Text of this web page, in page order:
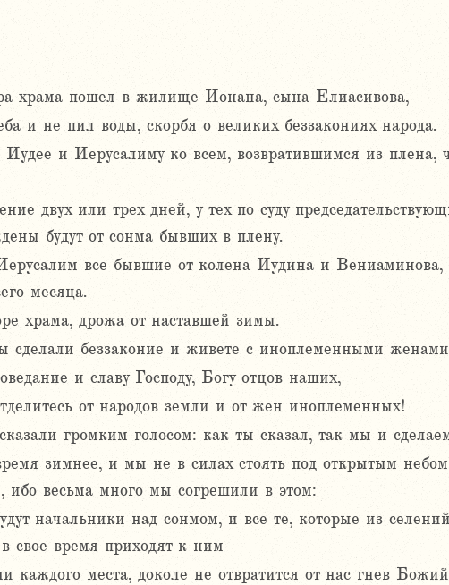
храма пошел в жилище Ионана, сына Елиасивова,
и не пил воды, скорбя о великих беззакониях народа.
и Иерусалиму ко всем, возвратившимся из плена,
двух или трех дней, у тех по суду
будут от сонма бывших в плену.
все бывшие от колена Иудина и
месяца.
храма, дрожа от наставшей зимы.
сделали беззаконие и живете с иноплеменными
и славу Господу, Богу отцов наших,
от народов земли и от жен иноплеменных!
громким голосом: как ты сказал, так мы и
зимнее, и мы не в силах стоять под открытым
ибо весьма много мы согрешили в этом:
начальники над сонмом, и все те, которые из
свое время приходят к ним
каждого места, доколе не отвратится от нас гнев